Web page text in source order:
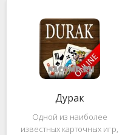
большое количество
проблем на свою
Дурак
Одной из наиболее
известных карточных игр,